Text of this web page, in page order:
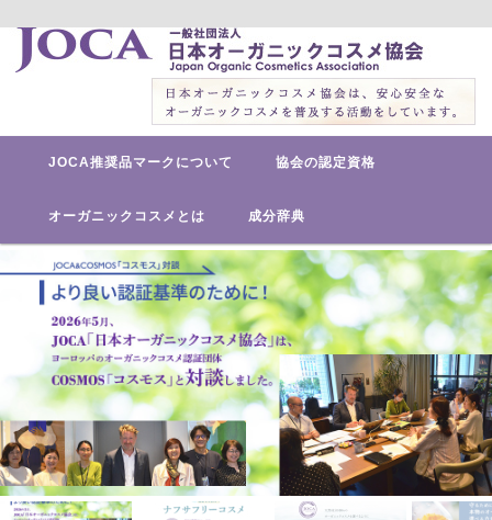
日本オーガニックコスメ協会
安心安全なオーガニックコスメを普及する活動をしています。
ニ
メ
イ
コ
ン
テ
ン
ツ
JOCA推奨品マークについて 協会の認定資格
オーガニックコスメとは 成分辞典